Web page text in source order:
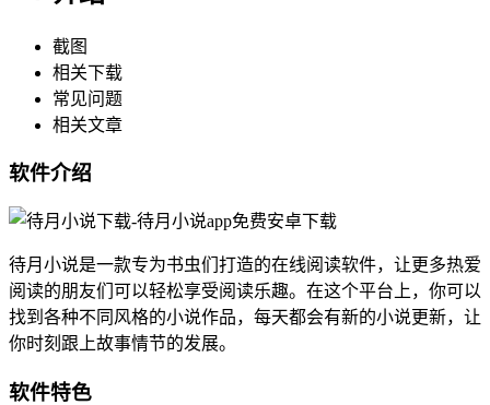
截图
相关下载
常见问题
相关文章
软件介绍
待月小说是一款专为书虫们打造的在线阅读软件，让更多热爱
阅读的朋友们可以轻松享受阅读乐趣。在这个平台上，你可以
找到各种不同风格的小说作品，每天都会有新的小说更新，让
你时刻跟上故事情节的发展。
软件特色